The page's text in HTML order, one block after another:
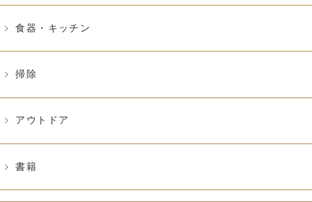
食器・キッチン
掃除
アウトドア
書籍